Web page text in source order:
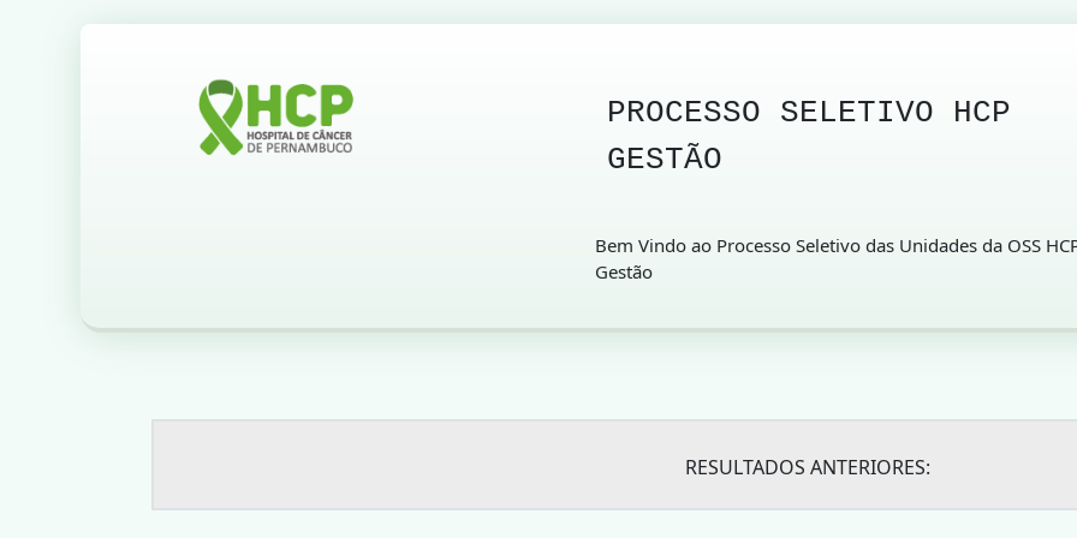
PROCESSO SELETIVO HCP
GESTÃO
Bem Vindo ao Processo Seletivo das Unidades da OSS
Gestão
RESULTADOS ANTERIORES: